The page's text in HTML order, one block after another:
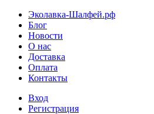
Эколавка-Шалфей.рф
Блог
Новости
О нас
Доставка
Оплата
Контакты
Вход
Регистрация